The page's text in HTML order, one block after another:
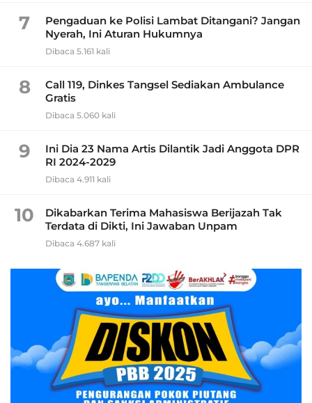
7
Pengaduan ke Polisi Lambat Ditangani? Jangan
Nyerah, Ini Aturan Hukumnya
Dibaca 5.161 kali
8
Call 119, Dinkes Tangsel Sediakan Ambulance
Gratis
Dibaca 5.060 kali
9
Ini Dia 23 Nama Artis Dilantik Jadi Anggota DPR
RI 2024-2029
Dibaca 4.911 kali
10
Dikabarkan Terima Mahasiswa Berijazah Tak
Terdata di Dikti, Ini Jawaban Unpam
Dibaca 4.687 kali